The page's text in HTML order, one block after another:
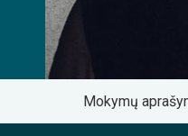
Mokymų